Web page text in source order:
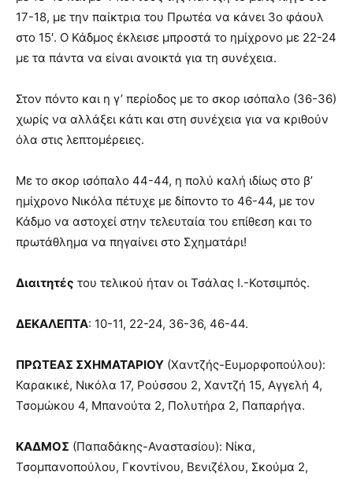
17-18, με την παίκτρια του Πρωτέα να κάνει 3ο φάουλ
στο 15′. Ο Κάδμος έκλεισε μπροστά το ημίχρονο με 22-24
με τα πάντα να είναι ανοικτά για τη συνέχεια.
Στον πόντο και η γ’ περίοδος με το σκορ ισόπαλο (36-36)
χωρίς να αλλάξει κάτι και στη συνέχεια για να κριθούν
όλα στις λεπτομέρειες.
Με το σκορ ισόπαλο 44-44, η πολύ καλή ιδίως στο β’
ημίχρονο Νικόλα πέτυχε με δίποντο το 46-44, με τον
Κάδμο να αστοχεί στην τελευταία του επίθεση και το
πρωτάθλημα να πηγαίνει στο Σχηματάρι!
Διαιτητές του τελικού ήταν οι Τσάλας Ι.-Κοτσιμπός.
ΔΕΚΑΛΕΠΤΑ: 10-11, 22-24, 36-36, 46-44.
ΠΡΩΤΕΑΣ ΣΧΗΜΑΤΑΡΙΟΥ (Χαντζής-Ευμορφοπούλου):
Καρακικέ, Νικόλα 17, Ρούσσου 2, Χαντζή 15, Αγγελή 4,
Τσομώκου 4, Μπανούτα 2, Πολυτήρα 2, Παπαρήγα.
ΚΑΔΜΟΣ (Παπαδάκης-Αναστασίου): Νίκα,
Τσομπανοπούλου, Γκοντίνου, Βενιζέλου, Σκούμα 2,